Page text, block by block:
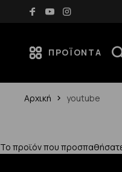
Δωρεάν
ΠΡΟΪΌΝΤΑ
Αρχική youtube
Το προϊόν που